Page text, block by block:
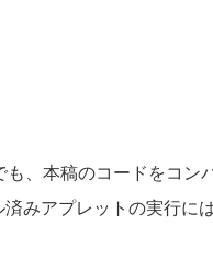
、本稿のコードをコン
みアプレットの実行には